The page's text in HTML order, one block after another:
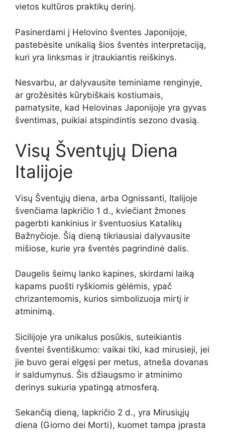
vietos kultūros praktikų derinį.
Pasinerdami į Helovino šventes Japonijoje,
pastebėsite unikalią šios šventės interpretaciją,
kuri yra linksmas ir įtraukiantis reiškinys.
Nesvarbu, ar dalyvausite teminiame renginyje,
ar grožėsitės kūrybiškais kostiumais,
pamatysite, kad Helovinas Japonijoje yra gyvas
šventimas, puikiai atspindintis sezono dvasią.
Visų Šventųjų Diena
Italijoje
Visų Šventųjų diena, arba Ognissanti, Italijoje
švenčiama lapkričio 1 d., kviečiant žmones
pagerbti kankinius ir šventuosius Katalikų
Bažnyčioje. Šią dieną tikriausiai dalyvausite
mišiose, kurie yra šventės pagrindinė dalis.
Daugelis šeimų lanko kapines, skirdami laiką
kapams puošti ryškiomis gėlėmis, ypač
chrizantemomis, kurios simbolizuoja mirtį ir
atminimą.
Sicilijoje yra unikalus posūkis, suteikiantis
šventei šventiškumo: vaikai tiki, kad mirusieji, jei
jie buvo gerai elgęsi per metus, atneša dovanas
ir saldumynus. Šis džiaugsmo ir atminimo
derinys sukuria ypatingą atmosferą.
Sekančią dieną, lapkričio 2 d., yra Mirusiųjų
diena (Giorno dei Morti), kuomet tampa įprasta